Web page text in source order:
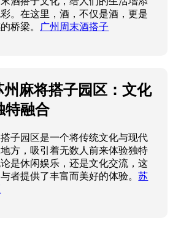
。在这里，酒，不仅是酒，更是
桥梁。 广州周末酒搭子
州麻将搭子园区：文化
特融合
子园区是一个将传统文化与现代
方，吸引着无数人前来体验独特
是休闲娱乐，还是文化交流，这
者提供了丰富而美好的体验。苏